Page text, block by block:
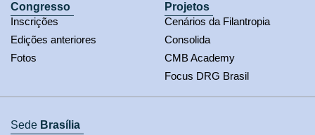
Congresso
Inscrições
Edições anteriores
Fotos
Projetos
Cenários da Filantropia
Consolida
CMB Academy
Focus DRG Brasil
Sede Brasília